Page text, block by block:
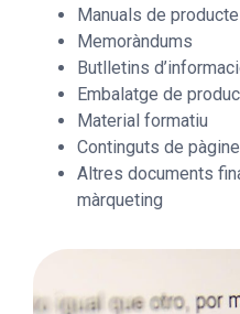
Manuals de producte
Memoràndums
Butlletins
Embalatge de
Material formatiu
Continguts de
Altres documents
màrqueting